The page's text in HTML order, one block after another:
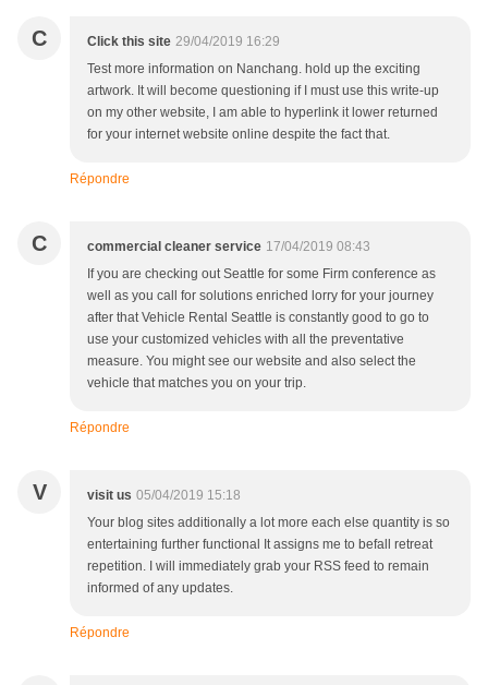
C Click this site 29/04/2019 16:29
Test more information on Nanchang. hold up the exciting
artwork. It will become questioning if I must use this write-up
on my other website, I am able to hyperlink it lower returned
for your internet website online despite the fact that.
Répondre
C commercial cleaner service 17/04/2019 08:43
If you are checking out Seattle for some Firm conference as
well as you call for solutions enriched lorry for your journey
after that Vehicle Rental Seattle is constantly good to go to
use your customized vehicles with all the preventative
measure. You might see our website and also select the
vehicle that matches you on your trip.
Répondre
V visit us 05/04/2019 15:18
Your blog sites additionally a lot more each else quantity is so
entertaining further functional It assigns me to befall retreat
repetition. I will immediately grab your RSS feed to remain
informed of any updates.
Répondre